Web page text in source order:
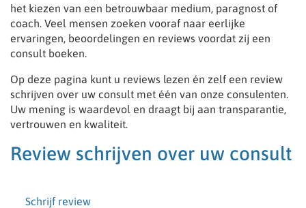
het kiezen van een betrouwbaar medium, paragnost of
coach. Veel mensen zoeken vooraf naar eerlijke
ervaringen, beoordelingen en reviews voordat zij een
consult boeken.
Op deze pagina kunt u reviews lezen én zelf een review
schrijven over uw consult met één van onze consulenten.
Uw mening is waardevol en draagt bij aan transparantie,
vertrouwen en kwaliteit.
Review schrijven over uw consult
Schrijf review